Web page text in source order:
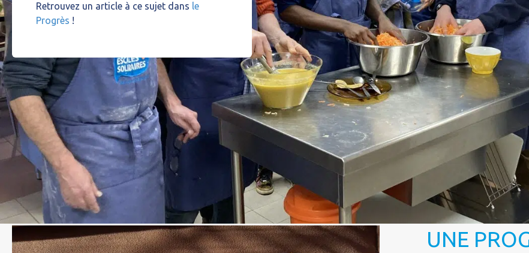
Retrouvez un article à ce sujet dans le
Progrès !
UNE